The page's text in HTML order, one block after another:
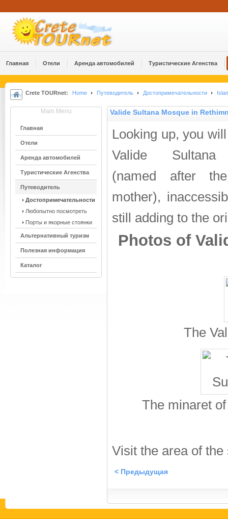
Главная Отели Аренда автомобилей Туристические Агенства
Crete TOURnet: Home Путеводитель Достопримечательности
Main Menu
Главная
Отели
Аренда автомобилей
Туристические Агенства
Путеводитель
Достопримечательности
Любопытно посмотреть
Порты и якорные стоянки
Альтернативный туризм
Полезная информация
Каталог
Valide Sultana Mosque in
Looking up, you
Valide Sultana
(named after
mother),
still adding to the
Photos of
The
The minaret
Visit the area of
< Предыдущая